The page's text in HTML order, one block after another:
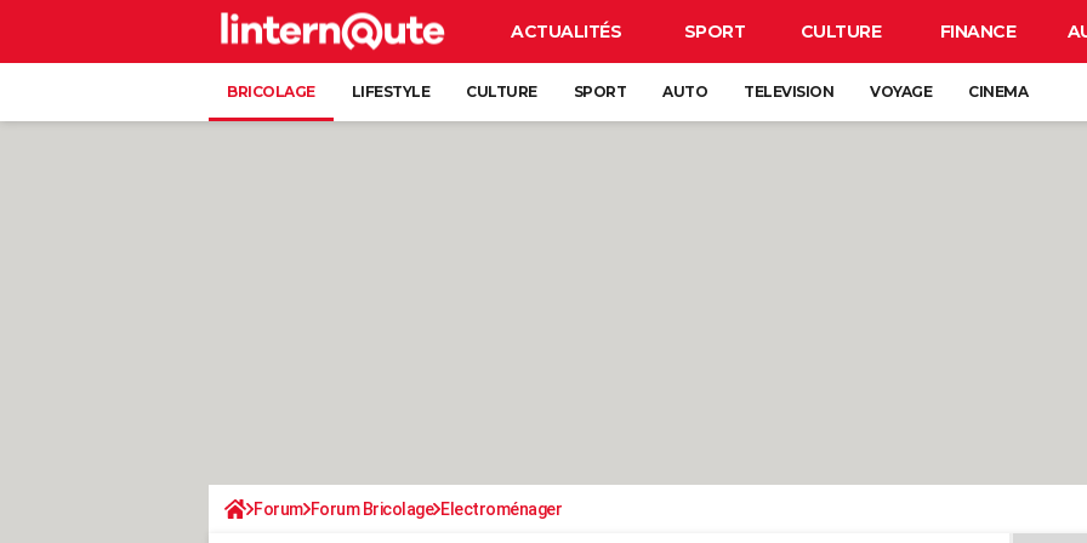
ACTUALITÉS SPORT CULTURE FINANCE
BRICOLAGE LIFESTYLE CULTURE SPORT AUTO TELEVISION VOYAGE CINEMA
Forum Forum Bricolage Electroménager